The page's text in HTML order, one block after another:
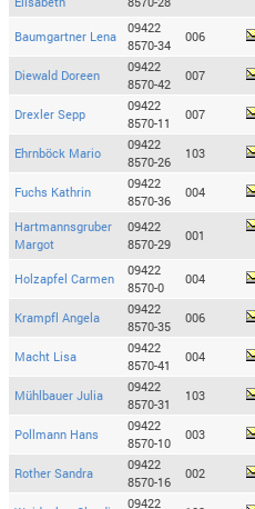
Baumgartner Lena
09422
8570-34
006
Diewald Doreen
09422
8570-42
007
Drexler Sepp
09422
8570-11
007
Ehrnböck Mario
09422
8570-26
103
Fuchs Kathrin
09422
8570-36
004
Hartmannsgruber
Margot
09422
8570-29
001
Holzapfel Carmen
09422
8570-0
004
Krampfl Angela
09422
8570-35
006
Macht Lisa
09422
8570-41
004
Mühlbauer Julia
09422
8570-31
103
Pollmann Hans
09422
8570-10
003
Rother Sandra
09422
8570-16
002
09422